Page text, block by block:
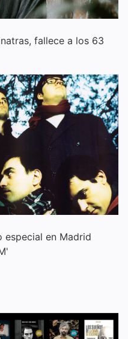
fallece a los 63
especial en Madrid